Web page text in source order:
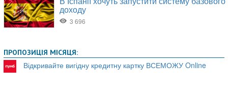
ПРОПОЗИЦІЯ МІСЯЦЯ:
Відкривайте вигідну кредитну картку ВСЕМОЖУ Online